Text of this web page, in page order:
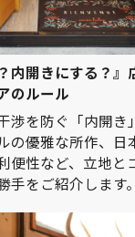
内開きにする？』
のルール
渉を防ぐ「内開き
の優雅な所作、日
便性など、立地と
をご紹介します。